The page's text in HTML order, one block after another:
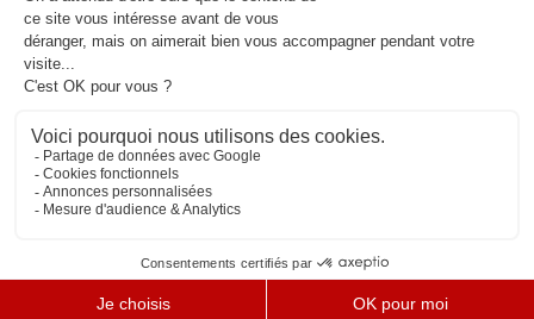
En vous inscrivant à notre newsletter, vous acceptez notre
confidentialité.
Retrouvons-nous sur